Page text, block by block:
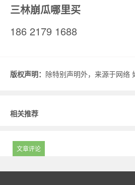
三林崩瓜哪里买
186 2179 1688
版权声明： 除特别声明外，来源于网络
相关推荐
文章评论